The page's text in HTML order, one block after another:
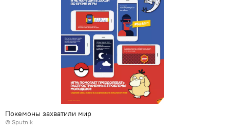
Покемоны захватили мир
© Sputnik